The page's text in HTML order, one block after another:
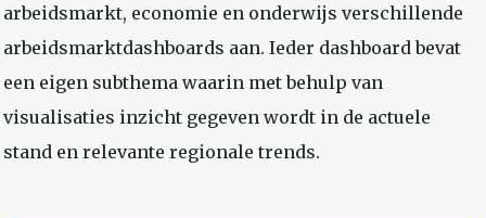
arbeidsmarkt, economie en onderwijs verschillende
arbeidsmarktdashboards aan. Ieder dashboard bevat
een eigen subthema waarin met behulp van
visualisaties inzicht gegeven wordt in de actuele
stand en relevante regionale trends.